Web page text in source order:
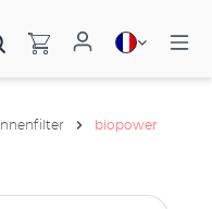
Innenfilter biopower